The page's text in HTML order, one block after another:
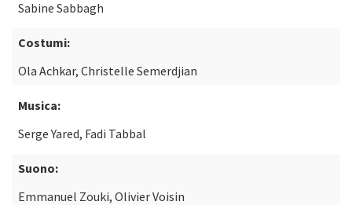
Sabine Sabbagh
Costumi:
Ola Achkar, Christelle Semerdjian
Musica:
Serge Yared, Fadi Tabbal
Suono:
Emmanuel Zouki, Olivier Voisin